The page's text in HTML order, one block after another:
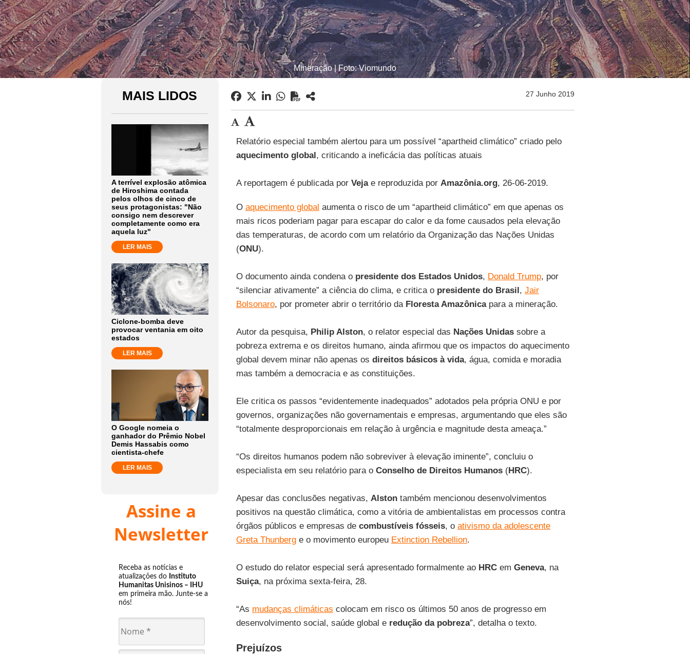
Mineração | Foto: Viomundo
MAIS LIDOS
A terrível explosão atômica
de Hiroshima contada
pelos olhos de cinco de
seus protagonistas: "Não
consigo nem descrever
completamente como era
aquela luz"
LER MAIS
Ciclone-bomba deve
provocar ventania em oito
estados
LER MAIS
O Google nomeia o
ganhador do Prêmio Nobel
Demis Hassabis como
cientista-chefe
LER MAIS
Assine a
Newsletter
Receba as notícias e
atualizações do Instituto
Humanitas Unisinos – IHU
em primeira mão. Junte-se a
nós!
27 Junho 2019
Relatório especial também alertou para um possível “apartheid climático” criado pelo
aquecimento global, criticando a ineficácia das políticas atuais
A reportagem é publicada por Vejae reproduzida por Amazônia.org, 26-06-2019.
O aquecimento global aumenta o risco de um “apartheid climático” em que apenas os
mais ricos poderiam pagar para escapar do calor e da fome causados pela elevação
das temperaturas, de acordo com um relatório da Organização das Nações Unidas
(ONU).
O documento ainda condena o presidente dos Estados Unidos, Donald Trump, por
“silenciar ativamente” a ciência do clima, e critica o presidente do Brasil, Jair
Bolsonaro, por prometer abrir o território da Floresta Amazônicapara a mineração.
Autor da pesquisa, Philip Alston, o relator especial das Nações Unidassobre a
pobreza extrema e os direitos humano, ainda afirmou que os impactos do aquecimento
global devem minar não apenas os direitos básicos à vida, água, comida e moradia
mas também a democracia e as constituições.
Ele critica os passos “evidentemente inadequados” adotados pela própria ONU e por
governos, organizações não governamentais e empresas, argumentando que eles são
“totalmente desproporcionais em relação à urgência e magnitude desta ameaça.”
“Os direitos humanos podem não sobreviver à elevação iminente”, concluiu o
especialista em seu relatório para o Conselho de Direitos Humanos(HRC).
Apesar das conclusões negativas, Alstontambém mencionou desenvolvimentos
positivos na questão climática, como a vitória de ambientalistas em processos contra
órgãos públicos e empresas de combustíveis fósseis, o ativismo da adolescente
Greta Thunberge o movimento europeu Extinction Rebellion.
O estudo do relator especial será apresentado formalmente ao HRCem Geneva, na
Suiça, na próxima sexta-feira, 28.
“As mudanças climáticas colocam em risco os últimos 50 anos de progresso em
desenvolvimento social, saúde global e redução da pobreza”, detalha o texto.
Prejuízos